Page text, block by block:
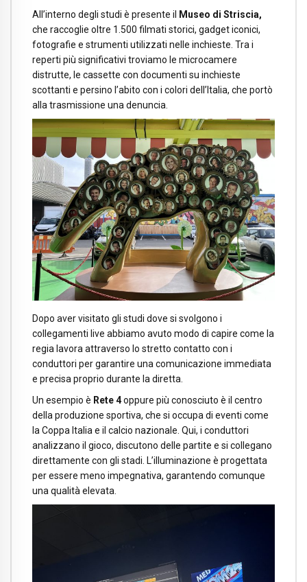
All’interno degli studi è presente il
Museo di Striscia,
che raccoglie oltre 1.500 filmati storici, gadget iconici,
fotografie e strumenti utilizzati nelle inchieste. Tra i
reperti più significativi troviamo le microcamere
distrutte, le cassette con documenti su inchieste
scottanti e persino l’abito con i colori dell’Italia, che portò
alla trasmissione una denuncia.
Dopo aver visitato gli studi dove si svolgono i
collegamenti live abbiamo avuto modo di capire come la
regia lavora attraverso lo stretto contatto con i
conduttori per garantire una comunicazione immediata
e precisa proprio durante la diretta.
Un esempio è Rete 4oppure più conosciuto è il centro
della produzione sportiva, che si occupa di eventi come
la Coppa Italia e il calcio nazionale. Qui, i conduttori
analizzano il gioco, discutono delle partite e si collegano
direttamente con gli stadi. L’illuminazione è progettata
per essere meno impegnativa, garantendo comunque
una qualità elevata.